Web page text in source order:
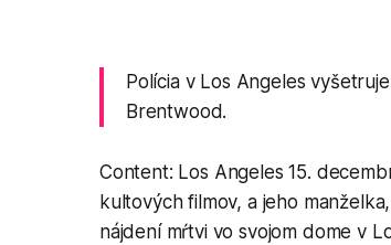
Polícia v Los Angeles
Brentwood.
Content: Los Angeles 15.
kultových filmov, a jeho
nájdení mŕtvi vo svojom dome v